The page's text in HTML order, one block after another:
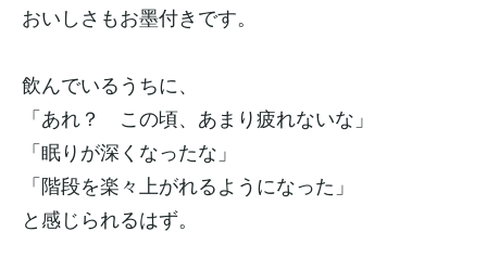
おいしさもお墨付きです。
飲んでいるうちに、
「あれ？ この頃、あまり疲れないな」
「眠りが深くなったな」
「階段を楽々上がれるようになった」
と感じられるはず。